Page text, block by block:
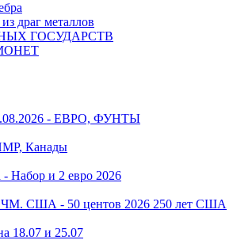
драг металлов
ГОСУДАРСТВ
- ЕВРО, ФУНТЫ
Канады
Набор и 2 евро 2026
ЧМ. США - 50 центов 2026 250 лет США
18.07 и 25.07